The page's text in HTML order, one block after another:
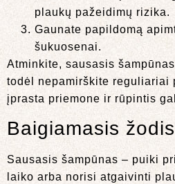
plaukų pažeidimų rizika.
Gaunate papildomą
šukuosenai.
Atminkite, sausasis
todėl nepamirškite reguliariai
įprasta priemone ir rūpintis
Baigiamasis žodis
Sausasis šampūnas – puiki
laiko arba norisi atgaivinti